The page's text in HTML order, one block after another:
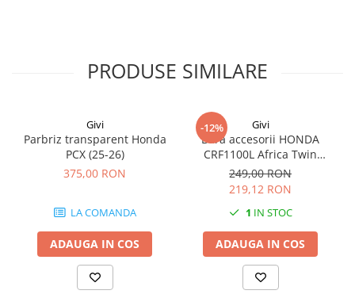
PRODUSE SIMILARE
Givi
Parbriz transparent Honda
PCX (25-26)
375,00 RON
LA COMANDA
ADAUGA IN COS
-12% Givi
Bara accesorii HONDA
CRF1100L Africa Twin
Adventure Sports (20 - 23)
CRF1100L Africa Twin
CRF1100L AFRICA TWIN (24)
CRF1100L Africa Twin (20 -
23)
249,00 RON
219,12 RON
1 IN STOC
ADAUGA IN COS